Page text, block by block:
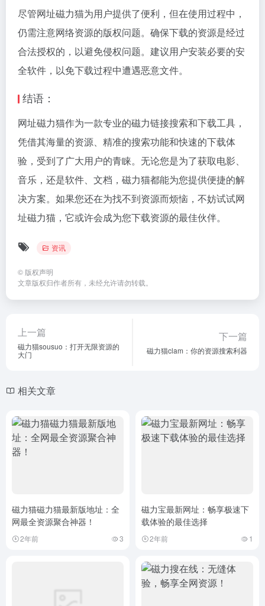
尽管网址磁力猫为用户提供了便利，但在使用过程中，
仍需注意网络资源的版权问题。确保下载的资源是经过
合法授权的，以避免侵权问题。建议用户安装必要的安
全软件，以免下载过程中遭遇恶意文件。
结语：
网址磁力猫作为一款专业的磁力链接搜索和下载工具，
凭借其海量的资源、精准的搜索功能和快速的下载体
验，受到了广大用户的青睐。无论您是为了获取电影、
音乐，还是软件、文档，磁力猫都能为您提供便捷的解
决方案。如果您还在为找不到资源而烦恼，不妨试试网
址磁力猫，它或许会成为您下载资源的最佳伙伴。
资讯
© 版权声明
文章版权归作者所有，未经允许请勿转载。
上一篇
磁力猫sousuo：打开无限资源的
大门
下一篇
磁力猫clam：你的资源搜索利器
相关文章
磁力猫磁力猫最新版地址：全
网最全资源聚合神器！
2年前 3
磁力宝最新网址：畅享极速下
载体验的最佳选择
2年前 1